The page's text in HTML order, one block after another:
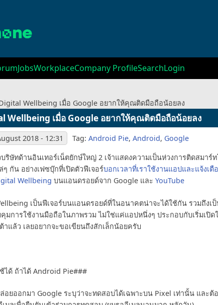
JobsWorkplaceCompany ProfileSearchLogin
Wellbeing เมื่อ Google อยากให้คุณติดมือถือน้อยลง
Wellbeing เมื่อ Google อยากให้คุณติดมือถือน้อยลง
2018 - 12:31 Tag: Android Pie, Android, Google
ริษัทด้านอินเทอร์เน็ตยักษ์ใหญ่ 2 เจ้าแสดงความเป็นห่วงการติดสมาร์
ๆ กัน อย่างเฟซบุ๊กที่เปิดตัวฟีเจอร์บอกเวลาที่เราใช้งานแอปและแจ้งเตื
Wellbeing บนแอนดรอยด์จาก Google และ YouTube
เป็นฟีเจอร์บนแอนดรอยด์ที่ในอนาคตน่าจะได้ใช้กัน รวมถึงเ
มการใช้งานมือถือในภาพรวม ไม่ใช่แค่แอปหนึ่งๆ ประกอบกับเริ่มเปิด
าแล้ว เลยอยากจะขอเขียนถึงสักเล็กน้อยครับ
ได้ ถ้าได้ Android Pie###
ยออกมา Google ระบุว่าจะทดสอบได้เฉพาะบน Pixel เท่านั้น และต้